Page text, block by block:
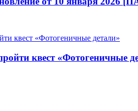
квест «Фотогеничные